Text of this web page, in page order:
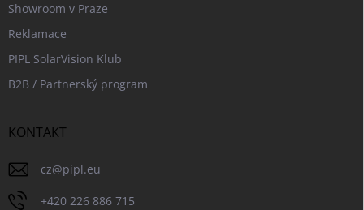
Showroom v Praze
Reklamace
PIPL SolarVision Klub
B2B / Partnerský program
KONTAKT
cz@pipl.eu
+420 226 886 715